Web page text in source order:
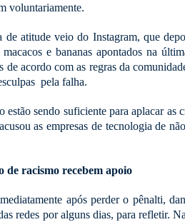
voluntariamente.
de atitude veio do Instagram, que
e bananas apontados na
de acordo com as regras da
pela falha.
estão sendo suficiente para aplacar
as empresas de tecnologia de
de racismo recebem apoio
após perder o pênalti,
redes por alguns dias, para refletir.